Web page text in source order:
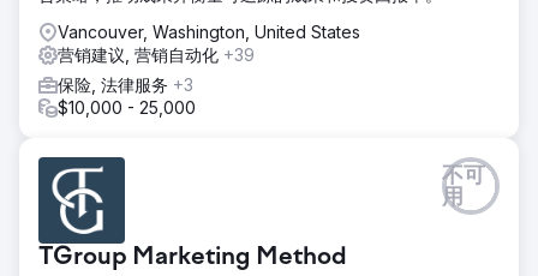
Vancouver, Washington, United States
营销建议, 营销自动化 +39
保险, 法律服务 +3
$10,000 - 25,000
TGroup Marketing Method
不可
用